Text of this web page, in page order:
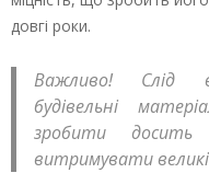
довгі роки.
Важливо! Слід
будівельні
зробити
витримувати